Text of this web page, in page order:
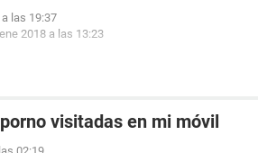
las 19:37
2018 a las 13:23
visitadas en mi móvil